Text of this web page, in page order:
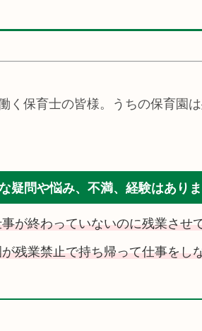
く保育士の皆様。うちの保育園
疑問や悩み、不満、経験はあり
が終わっていないのに残業させ
残業禁止で持ち帰って仕事をし